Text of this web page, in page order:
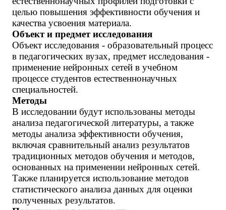
целью повышения эффективности обучения и
качества усвоения материала.
Объект и предмет исследования
Объект исследования - образовательный процесс
в педагогических вузах, предмет исследования -
применение нейронных сетей в учебном
процессе студентов естественнонаучных
специальностей.
Методы
В исследовании будут использованы методы
анализа педагогической литературы, а также
методы анализа эффективности обучения,
включая сравнительный анализ результатов
традиционных методов обучения и методов,
основанных на применении нейронных сетей.
Также планируется использование методов
статистического анализа данных для оценки
полученных результатов.